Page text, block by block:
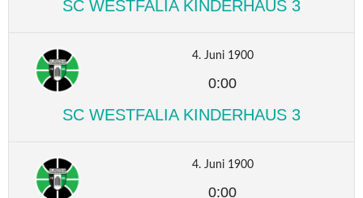
SC WESTFALIA KINDERHAUS 3
4. Juni 1900
0:00
SC WESTFALIA KINDERHAUS 3
4. Juni 1900
0:00